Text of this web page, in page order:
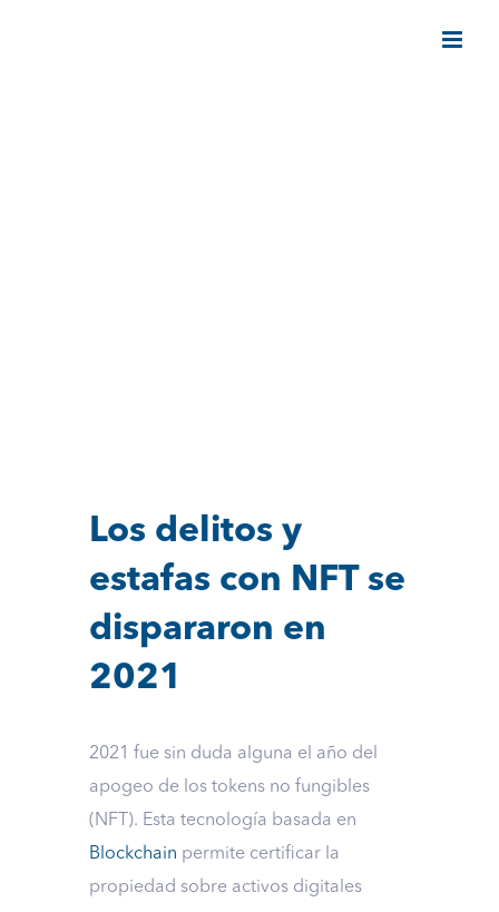
Los delitos y
estafas con NFT se
dispararon en
2021
2021 fue sin duda alguna el año del
apogeo de los tokens no fungibles
(NFT). Esta tecnología basada en
Blockchain permite certificar la
propiedad sobre activos digitales